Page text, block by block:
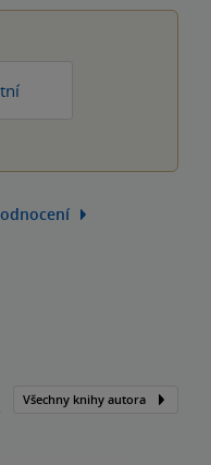
Všechny knihy autora